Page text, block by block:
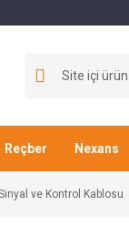
Reçber Nexans
Sinyal ve Kontrol Kablosu